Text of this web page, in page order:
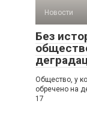
Новости
Без
Общество, у
обречено на
17